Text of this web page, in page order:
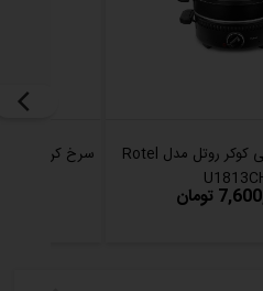
بریان پز و مولتی کوکر روتل مدل Rotel
تومان